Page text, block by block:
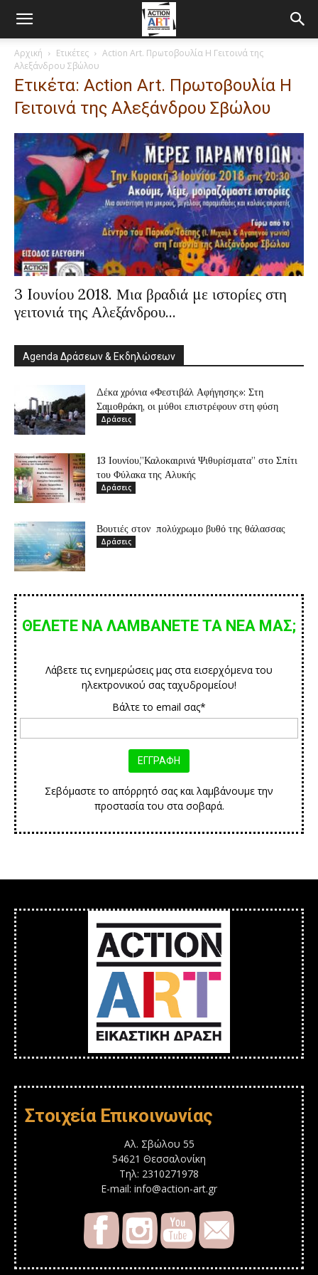
Αρχική Ετικέτες
Αction Art. Πρωτοβουλία Η Γειτοινά της
Αλεξάνδρου Σβώλου
Ετικέτα: Αction Art. Πρωτοβουλία Η
Γειτοινά της Αλεξάνδρου Σβώλου
3 Iουνίου 2018. Μια βραδιά με ιστορίες στη
γειτονιά της Αλεξάνδρου...
Agenda Δράσεων & Εκδηλώσεων
Δέκα χρόνια «Φεστιβάλ Αφήγησης»: Στη
Σαμοθράκη, οι μύθοι επιστρέφουν στη φύση
Δράσεις
13 Ιουνίου,”Καλοκαιρινά Ψιθυρίσματα” στο Σπίτι
του Φύλακα της Αλυκής
Δράσεις
Βουτιές στον πολύχρωμο βυθό της θάλασσας
Δράσεις
ΘΕΛΕΤΕ ΝΑ ΛΑΜΒΑΝΕΤΕ ΤΑ ΝΕΑ ΜΑΣ;
Λάβετε τις ενημερώσεις μας στα εισερχόμενα του
ηλεκτρονικού σας ταχυδρομείου!
Βάλτε το email σας*
Σεβόμαστε το απόρρητό σας και λαμβάνουμε την
προστασία του στα σοβαρά.
Στοιχεία Επικοινωνίας
Αλ. Σβώλου 55
54621 Θεσσαλονίκη
Τηλ: 2310271978
E-mail: info@action-art.gr